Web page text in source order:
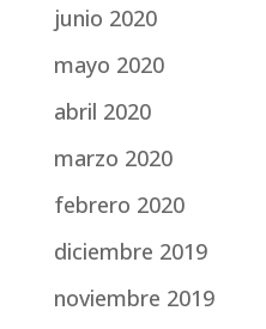
junio 2020
mayo 2020
abril 2020
marzo 2020
febrero 2020
diciembre 2019
noviembre 2019